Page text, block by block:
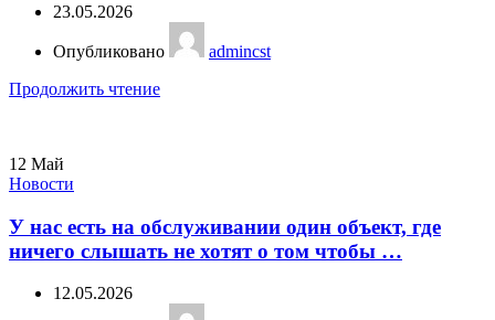
23.05.2026
Опубликовано
admincst
Продолжить чтение
12 Май
Новости
У нас есть на обслуживании один объект, где
ничего слышать не хотят о том чтобы …
12.05.2026